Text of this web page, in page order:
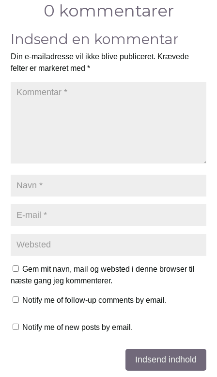
0 kommentarer
Indsend en kommentar
Din e-mailadresse vil ikke blive publiceret. Krævede
felter er markeret med*
Gem mit navn, mail og websted i denne browser til
næste gang jeg kommenterer.
Notify me of follow-up comments by email.
Notify me of new posts by email.
Indsend indhold